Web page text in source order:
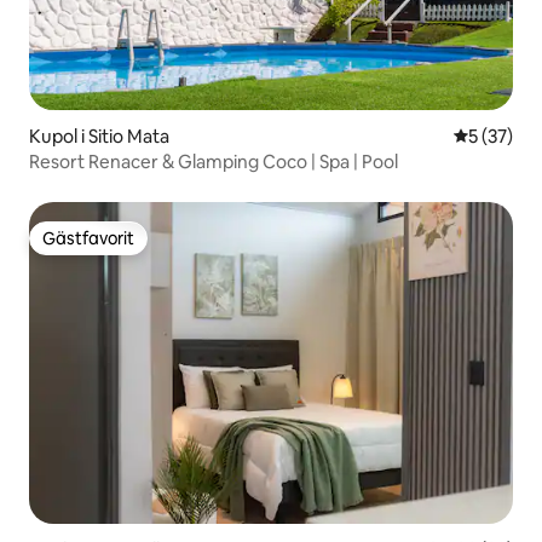
Kupol i Sitio Mata 5 av 5 i
5 (37)
Resort Renacer & Glamping Coco | Spa | Pool
Gästfavorit
Gästfavorit